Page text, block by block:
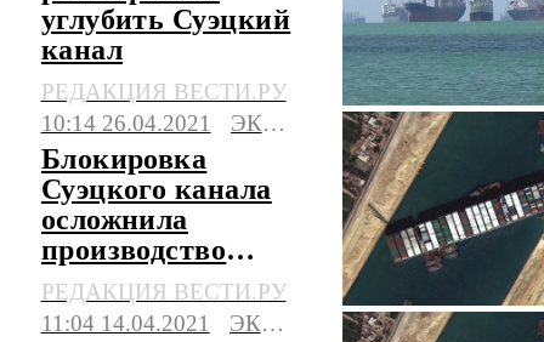
углубить Суэцкий
канал
РЕДАКЦИЯ ВЕСТИ.РУ
10:14 26.04.2021
ЭКОНОМИКА
Блокировка
Суэцкого канала
осложнила
производство
одежды в России
РЕДАКЦИЯ ВЕСТИ.РУ
11:04 14.04.2021
ЭКОНОМИКА